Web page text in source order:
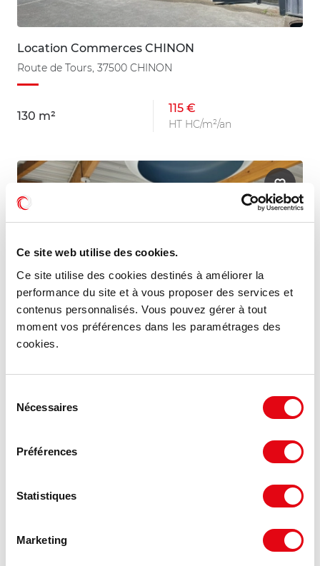
Ce site web utilise des cookies.
Ce site utilise des cookies destinés à améliorer la
performance du site et à vous proposer des services et
contenus personnalisés. Vous pouvez gérer à tout
moment vos préférences dans les paramétrages des
cookies.
Nécessaires
Préférences
Statistiques
Marketing
Location Commerces CHINON
Route de Tours, 37500 CHINON
130 m²
115 €
HT HC/m²/an
Avenue de la République , 37170 CHAMBRAY LES TOURS
280 m²